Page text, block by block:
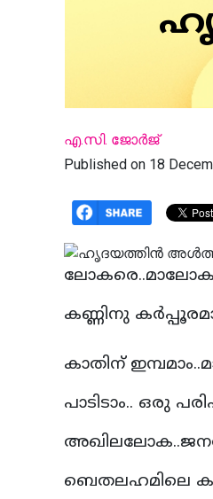
എ.സി. ജോര്‍ജ്
Published on 18
കണ്ണിനു
കാതിന്
പാടിടാം.. ഒരു
ബെതലഹമിലെ